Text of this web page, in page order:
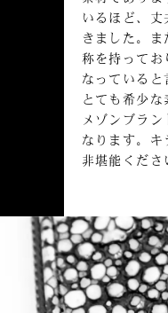
いるほど、丈
きました。ま
称を持ってお
なっていると
とても希少な
メゾンブラ
なります。キ
非堪能くださ